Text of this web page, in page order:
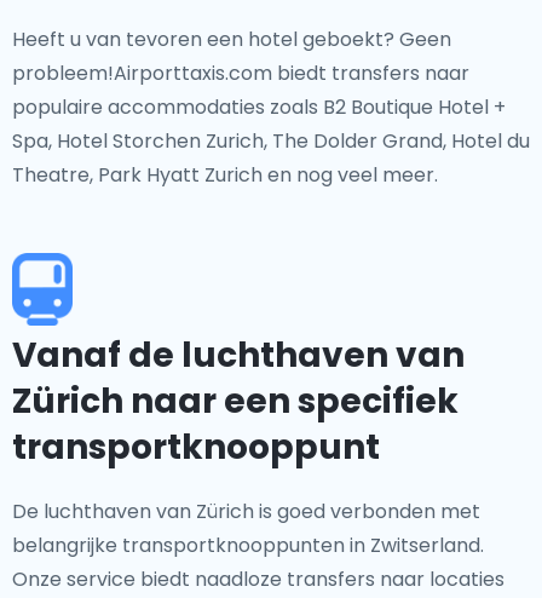
Heeft u van tevoren een hotel geboekt? Geen
probleem!Airporttaxis.com biedt transfers naar
populaire accommodaties zoals B2 Boutique Hotel +
Spa, Hotel Storchen Zurich, The Dolder Grand, Hotel du
Theatre, Park Hyatt Zurich en nog veel meer.
Vanaf de luchthaven van
Zürich naar een specifiek
transportknooppunt
De luchthaven van Zürich is goed verbonden met
belangrijke transportknooppunten in Zwitserland.
Onze service biedt naadloze transfers naar locaties